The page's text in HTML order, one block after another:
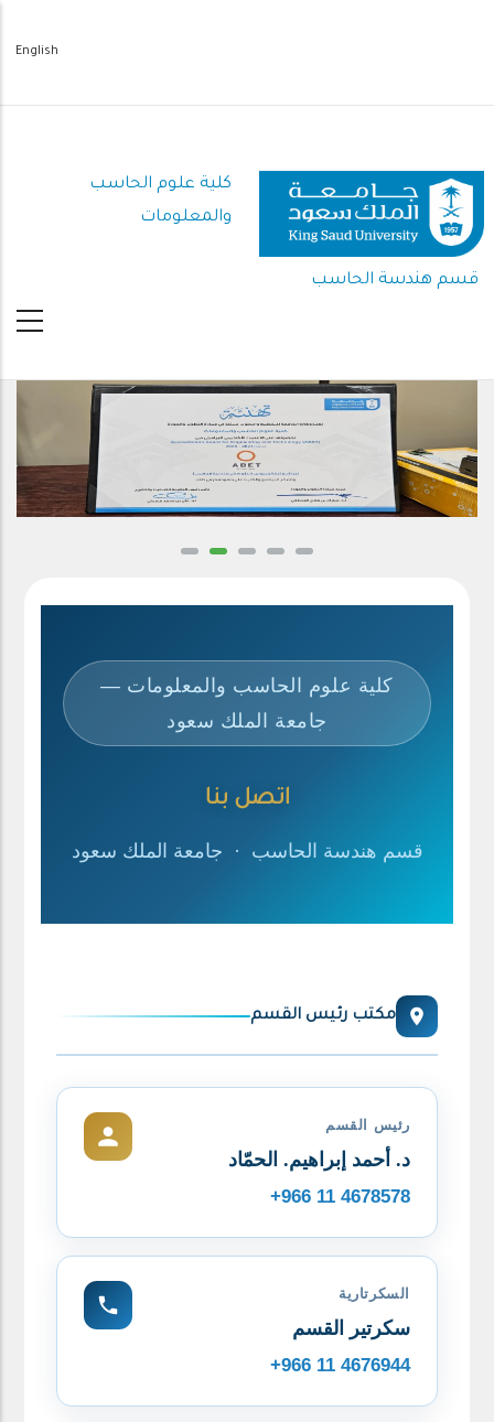
English
كلية علوم الحاسب
والمعلومات
قسم هندسة الحاسب
كلية علوم الحاسب والمعلومات —
جامعة الملك سعود
اتصل بنا
قسم هندسة الحاسب · جامعة الملك سعود
مكتب رئيس القسم
رئيس القسم
د. أحمد إبراهيم. الحمّاد
+966 11 4678578
السكرتارية
سكرتير القسم
+966 11 4676944